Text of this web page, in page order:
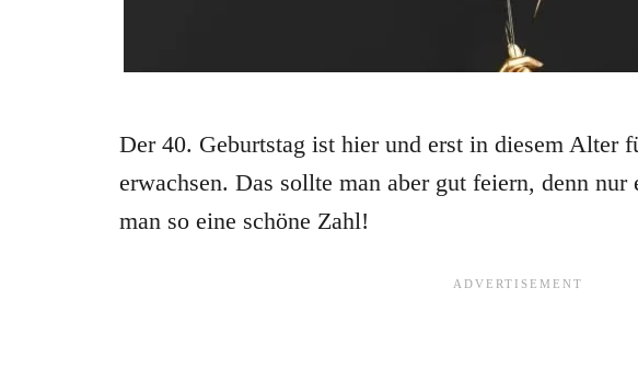
Der 40. Geburtstag ist hier und erst in diesem Alter
erwachsen. Das sollte man aber gut feiern, denn
man so eine schöne Zahl!